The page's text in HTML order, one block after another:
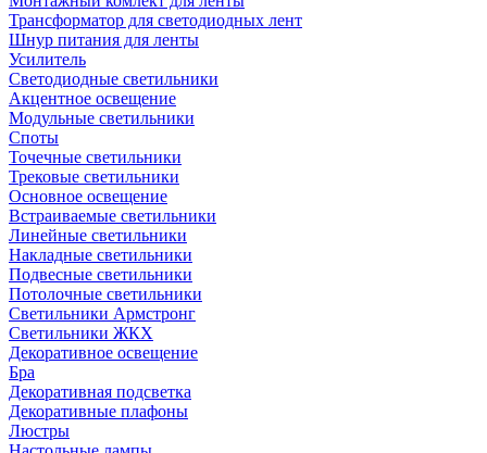
Трансформатор для светодиодных лент
Шнур питания для ленты
Усилитель
Светодиодные светильники
Акцентное освещение
Модульные светильники
Споты
Точечные светильники
Трековые светильники
Основное освещение
Встраиваемые светильники
Линейные светильники
Накладные светильники
Подвесные светильники
Потолочные светильники
Светильники Армстронг
Светильники ЖКХ
Декоративное освещение
Бра
Декоративная подсветка
Декоративные плафоны
Люстры